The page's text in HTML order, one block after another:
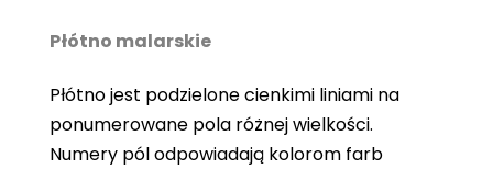
Płótno malarskie
Płótno jest podzielone cienkimi liniami na
ponumerowane pola różnej wielkości.
Numery pól odpowiadają kolorom farb